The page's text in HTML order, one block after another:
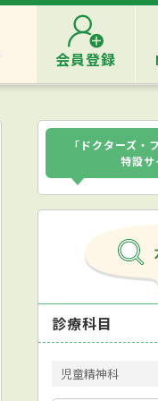
会員登録
「ドクターズ・
特設サ
診療科目
児童精神科